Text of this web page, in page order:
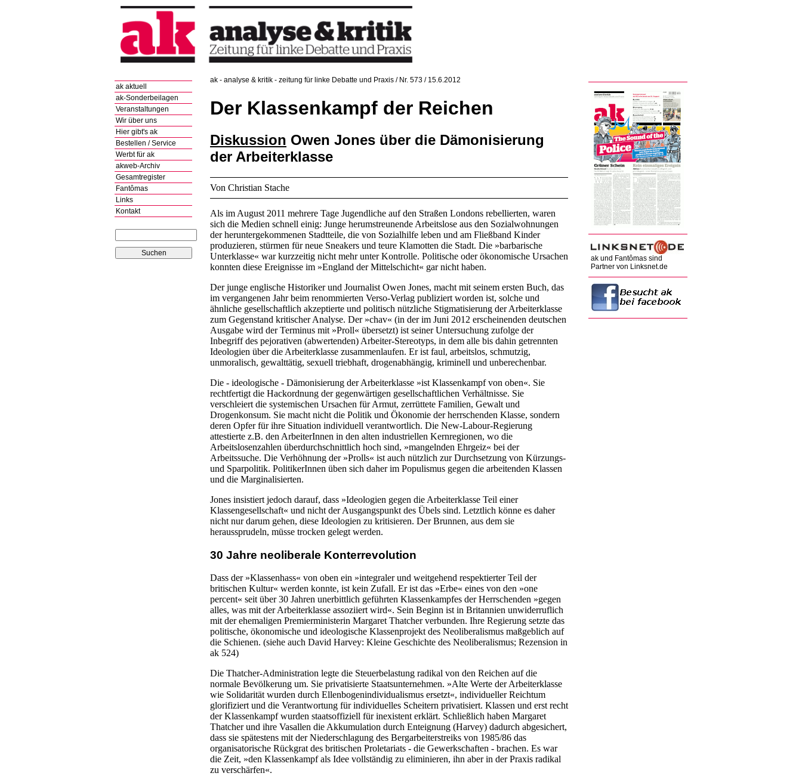
ak aktuell
ak-Sonderbeilagen
Veranstaltungen
Wir über uns
Hier gibt's ak
Bestellen / Service
Werbt für ak
akweb-Archiv
Gesamtregister
Fantômas
Links
Kontakt
ak und Fantômas sind
Partner von Linksnet.de
ak - analyse & kritik - zeitung für linke Debatte und Praxis / Nr. 573 / 15.6.2012
Der Klassenkampf der Reichen
Diskussion Owen Jones über die Dämonisierung
der Arbeiterklasse
Von Christian Stache
Als im August 2011 mehrere Tage Jugendliche auf den Straßen Londons rebellierten, waren
sich die Medien schnell einig: Junge herumstreunende Arbeitslose aus den Sozialwohnungen
der heruntergekommenen Stadtteile, die von Sozialhilfe leben und am Fließband Kinder
produzieren, stürmen für neue Sneakers und teure Klamotten die Stadt. Die »barbarische
Unterklasse« war kurzzeitig nicht mehr unter Kontrolle. Politische oder ökonomische Ursachen
konnten diese Ereignisse im »England der Mittelschicht« gar nicht haben.
Der junge englische Historiker und Journalist Owen Jones, macht mit seinem ersten Buch, das
im vergangenen Jahr beim renommierten Verso-Verlag publiziert worden ist, solche und
ähnliche gesellschaftlich akzeptierte und politisch nützliche Stigmatisierung der Arbeiterklasse
zum Gegenstand kritischer Analyse. Der »chav« (in der im Juni 2012 erscheinenden deutschen
Ausgabe wird der Terminus mit »Proll« übersetzt) ist seiner Untersuchung zufolge der
Inbegriff des pejorativen (abwertenden) Arbeiter-Stereotyps, in dem alle bis dahin getrennten
Ideologien über die Arbeiterklasse zusammenlaufen. Er ist faul, arbeitslos, schmutzig,
unmoralisch, gewalttätig, sexuell triebhaft, drogenabhängig, kriminell und unberechenbar.
Die - ideologische - Dämonisierung der Arbeiterklasse »ist Klassenkampf von oben«. Sie
rechtfertigt die Hackordnung der gegenwärtigen gesellschaftlichen Verhältnisse. Sie
verschleiert die systemischen Ursachen für Armut, zerrüttete Familien, Gewalt und
Drogenkonsum. Sie macht nicht die Politik und Ökonomie der herrschenden Klasse, sondern
deren Opfer für ihre Situation individuell verantwortlich. Die New-Labour-Regierung
attestierte z.B. den ArbeiterInnen in den alten industriellen Kernregionen, wo die
Arbeitslosenzahlen überdurchschnittlich hoch sind, »mangelnden Ehrgeiz« bei der
Arbeitssuche. Die Verhöhnung der »Prolls« ist auch nützlich zur Durchsetzung von Kürzungs-
und Sparpolitik. PolitikerInnen üben sich daher im Populismus gegen die arbeitenden Klassen
und die Marginalisierten.
Jones insistiert jedoch darauf, dass »Ideologien gegen die Arbeiterklasse Teil einer
Klassengesellschaft« und nicht der Ausgangspunkt des Übels sind. Letztlich könne es daher
nicht nur darum gehen, diese Ideologien zu kritisieren. Der Brunnen, aus dem sie
heraussprudeln, müsse trocken gelegt werden.
30 Jahre neoliberale Konterrevolution
Dass der »Klassenhass« von oben ein »integraler und weitgehend respektierter Teil der
britischen Kultur« werden konnte, ist kein Zufall. Er ist das »Erbe« eines von den »one
percent« seit über 30 Jahren unerbittlich geführten Klassenkampfes der Herrschenden »gegen
alles, was mit der Arbeiterklasse assoziiert wird«. Sein Beginn ist in Britannien unwiderruflich
mit der ehemaligen Premierministerin Margaret Thatcher verbunden. Ihre Regierung setzte das
politische, ökonomische und ideologische Klassenprojekt des Neoliberalismus maßgeblich auf
die Schienen. (siehe auch David Harvey: Kleine Geschichte des Neoliberalismus; Rezension in
ak 524)
Die Thatcher-Administration legte die Steuerbelastung radikal von den Reichen auf die
normale Bevölkerung um. Sie privatisierte Staatsunternehmen. »Alte Werte der Arbeiterklasse
wie Solidarität wurden durch Ellenbogenindividualismus ersetzt«, individueller Reichtum
glorifiziert und die Verantwortung für individuelles Scheitern privatisiert. Klassen und erst recht
der Klassenkampf wurden staatsoffiziell für inexistent erklärt. Schließlich haben Margaret
Thatcher und ihre Vasallen die Akkumulation durch Enteignung (Harvey) dadurch abgesichert,
dass sie spätestens mit der Niederschlagung des Bergarbeiterstreiks von 1985/86 das
organisatorische Rückgrat des britischen Proletariats - die Gewerkschaften - brachen. Es war
die Zeit, »den Klassenkampf als Idee vollständig zu eliminieren, ihn aber in der Praxis radikal
zu verschärfen«.